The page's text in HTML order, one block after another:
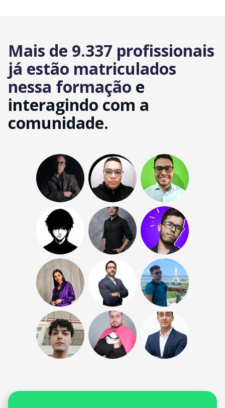
Mais de 9.337 profissionais
já estão matriculados
nessa formação e
interagindo com a
comunidade.